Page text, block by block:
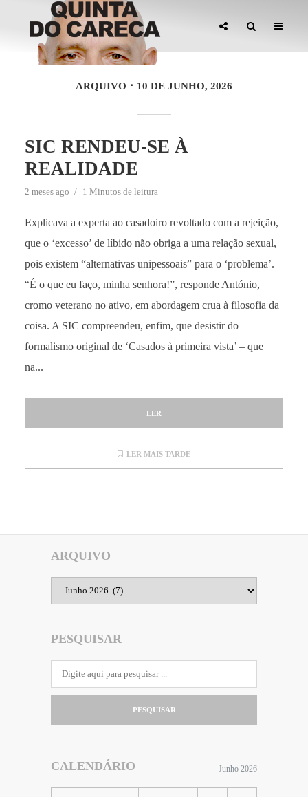
ARQUIVO 10 DE JUNHO, 2026
SIC RENDEU-SE À
REALIDADE
2 meses ago 1 Minutos de leitura
Explicava a experta ao casadoiro revoltado com a rejeição,
que o ‘excesso’ de líbido não obriga a uma relação sexual,
pois existem “alternativas unipessoais” para o ‘problema’.
“É o que eu faço, minha senhora!”, responde António,
cromo veterano no ativo, em abordagem crua à filosofia da
coisa. A SIC compreendeu, enfim, que desistir do
formalismo original de ‘Casados à primeira vista’ – que
na...
LER
LER MAIS TARDE
ARQUIVO
PESQUISAR
PESQUISAR
CALENDÁRIO Junho 2026